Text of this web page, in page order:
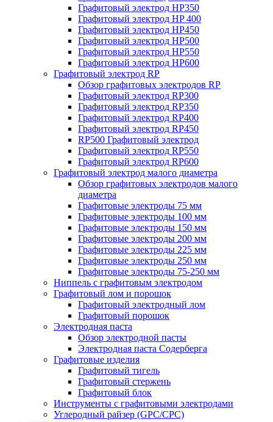
Графитовый электрод HP350
Графитовый электрод HP 400
Графитовый электрод HP450
Графитовый электрод HP500
Графитовый электрод HP550
Графитовый электрод HP600
Графитовый электрод RP
Обзор графитовых электродов RP
Графитовый электрод RP300
Графитовый электрод RP350
Графитовый электрод RP400
Графитовый электрод RP450
RP500 Графитовый электрод
Графитовый электрод RP550
Графитовый электрод RP600
Графитовый электрод малого диаметра
Обзор графитовых электродов малого
диаметра
Графитовые электроды 75 мм
Графитовые электроды 100 мм
Графитовые электроды 150 мм
Графитовые электроды 200 мм
Графитовые электроды 225 мм
Графитовые электроды 250 мм
Графитовые электроды 75-250 мм
Ниппель с графитовым электродом
Графитовый лом и порошок
Графитовый электродный лом
Графитовый порошок
Электродная паста
Обзор электродной пасты
Электродная паста Содерберга
Графитовые изделия
Графитовый тигель
Графитовый стержень
Графитовый блок
Инструменты с графитовыми электродами
Углеродный райзер (GPC/CPC)